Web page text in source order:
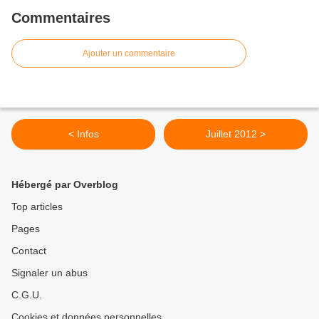
Commentaires
Ajouter un commentaire
< Infos Juillet 2012 >
Hébergé par Overblog
Top articles
Pages
Contact
Signaler un abus
C.G.U.